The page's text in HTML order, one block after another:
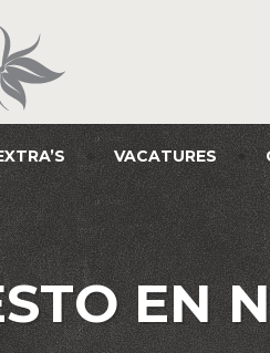
VACATURES
EN